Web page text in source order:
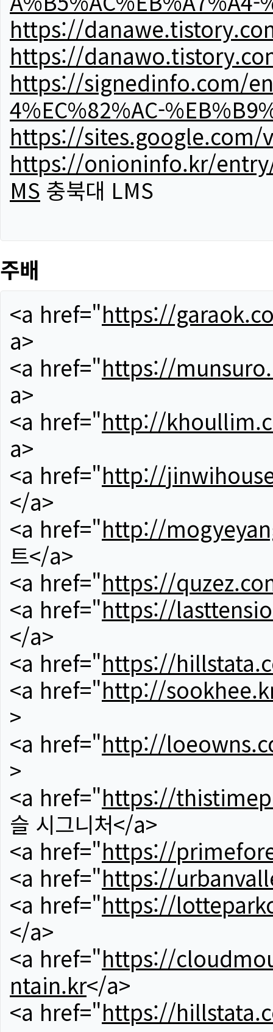
https://
https://
https://signedinfo.com/
4%EC%82%AC-
https://sites.google.com/
https://onioninfo.kr/entry/
MS 충북대 LMS
주배
<a href="https://
a>
<a href="https://
a>
<a href="http://
a>
<a href="http://
</a>
<a href="http://
트</a>
<a href="https://
<a href="https://
</a>
<a href="https://
<a href="http://
>
<a href="http://
>
<a href="https://
슬 시그니처</a>
<a href="https://
<a href="https://
<a href="https://
</a>
<a href="https://
ntain.kr</a>
<a href="https://